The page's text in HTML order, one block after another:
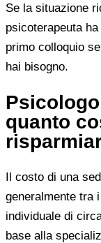
Se la situazione
psicoterapeuta
primo colloquio
hai bisogno.
quanto
Il costo di una
generalmente tra i
individuale di
base alla